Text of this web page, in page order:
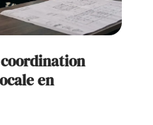
en